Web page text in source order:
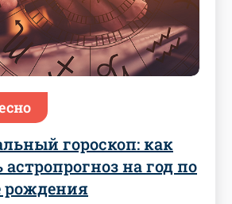
гороскоп: как
астропрогноз на год по
рождения